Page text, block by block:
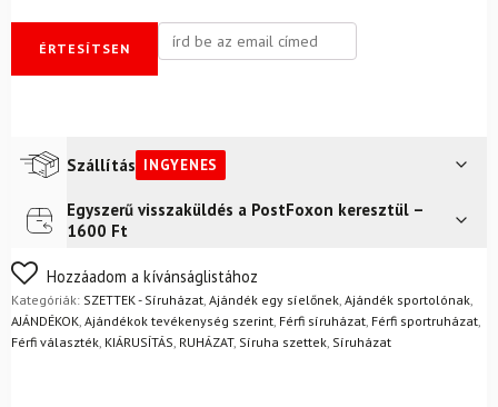
ÉRTESÍTSEN
Szállítás INGYENES
Futár a címreIngyenes
FoxPost
Egyszerű visszaküldés a PostFoxon keresztül –
1600 Ft
Nem biztos a választásában? Semmi gond – a terméket
egyszerűen visszaküldheti 14 napon belül, indoklás nélkül.
Mik a visszaküldés feltételei?
Hozzáadom a kívánságlistához
Kategóriák: SZETTEK - Síruházat, Ajándék egy síelőnek, Ajándék sportolónak,
AJÁNDÉKOK, Ajándékok tevékenység szerint, Férfi síruházat, Férfi sportruházat,
Férfi választék, KIÁRUSÍTÁS, RUHÁZAT, Síruha szettek, Síruházat